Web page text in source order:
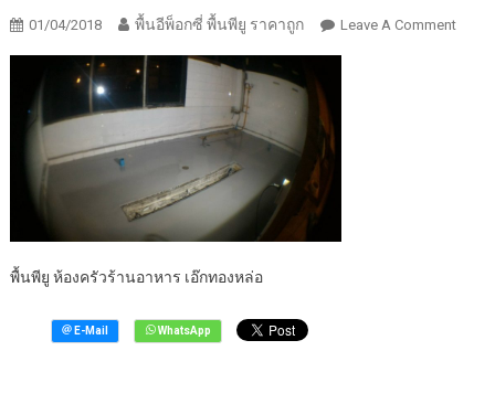
01/04/2018 พื้นอีพ็อกซี่ พื้นพียู ราคาถูก Leave A CommentOn
พื้นพียู ห้องครัวร้านอาหาร เอ๊กทองหล่อ